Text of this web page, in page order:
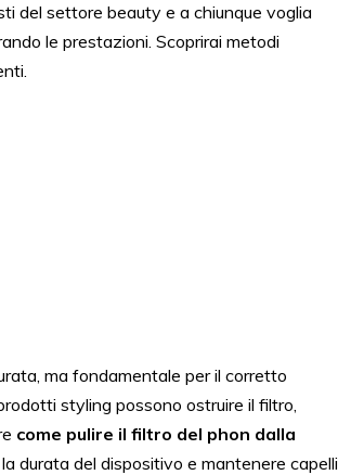
del settore beauty e a chiunque voglia
le prestazioni. Scoprirai metodi
ma fondamentale per il corretto
styling possono ostruire il filtro,
come pulire il filtro del phon dalla
durata del dispositivo e mantenere capelli